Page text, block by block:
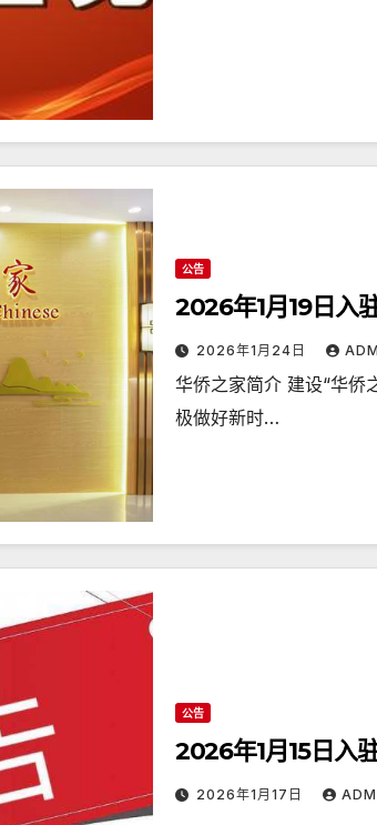
公告
2026年1月19日入
2026年1月24日
华侨之家简介 建设“华侨
极做好新时…
公告
2026年1月15日入
2026年1月17日